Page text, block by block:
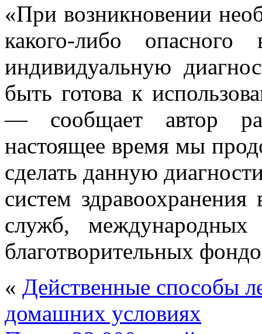
«При возникновении
какого-либо
индивидуальную
быть готова к
— сообщает автор
настоящее время мы
сделать данную
систем
служб, международных
благотворительных
« Действенные способы
домашних условиях